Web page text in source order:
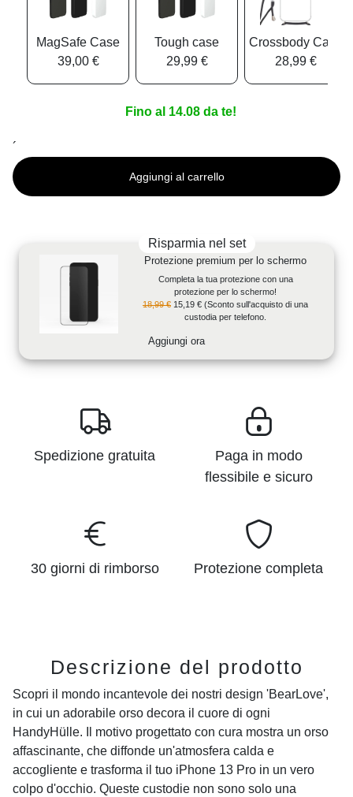
MagSafe Case
39,00 €
Tough case
29,99 €
Crossbody Case
28,99 €
Fino al 14.08 da te!
´
Aggiungi al carrello
Risparmia nel set
Protezione premium per lo schermo
Completa la tua protezione con una
protezione per lo schermo!
18,99 € 15,19 € (Sconto sull'acquisto di una
custodia per telefono.
Aggiungi ora
Spedizione gratuita
Paga in modo
flessibile e sicuro
30 giorni di rimborso Protezione completa
Descrizione del prodotto
Scopri il mondo incantevole dei nostri design 'BearLove',
in cui un adorabile orso decora il cuore di ogni
HandyHülle. Il motivo progettato con cura mostra un orso
affascinante, che diffonde un'atmosfera calda e
accogliente e trasforma il tuo iPhone 13 Pro in un vero
colpo d'occhio. Queste custodie non sono solo una